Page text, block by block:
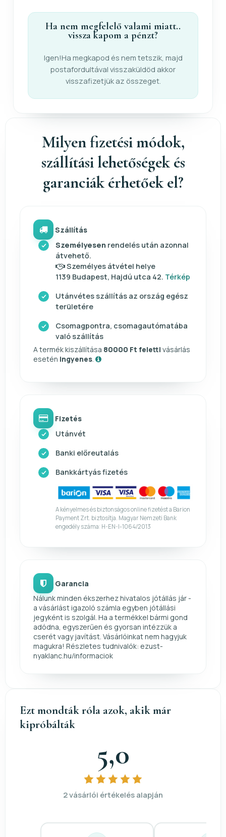
Ha nem megfelelő valami miatt..
vissza kapom a pénzt?
Igen!Ha megkapod és nem tetszik, majd
postafordultával visszaküldöd akkor
visszafizetjük az összeget.
Milyen fizetési módok,
szállítási lehetőségek és
garanciák érhetőek el?
Szállítás
Személyesen rendelés után azonnal
átvehető.
Személyes átvétel helye
1139 Budapest, Hajdú utca 42. Térkép
Utánvétes szállítás az ország egész
területére
Csomagpontra, csomagautómatába
való szállítás
A termék kiszállítása 80000 Ft feletti vásárlás
esetén ingyenes
Fizetés
Utánvét
Banki előreutalás
Bankkártyás fizetés
A kényelmes és biztonságos online fizetést a Barion
Payment Zrt. biztosítja. Magyar Nemzeti Bank
engedély száma: H-EN-I-1064/2013
Garancia
Nálunk minden ékszerhez hivatalos jótállás jár -
a vásárlást igazoló számla egyben jótállási
jegyként is szolgál. Ha a termékkel bármi gond
adódna, egyszerűen és gyorsan intézzük a
cserét vagy javítást. Vásárlóinkat nem hagyjuk
magukra! Részletes tudnivalók: ezust-
nyaklanc.hu/informaciok
Ezt mondták róla azok, akik már
kipróbálták
5,0
2 vásárlói értékelés alapján